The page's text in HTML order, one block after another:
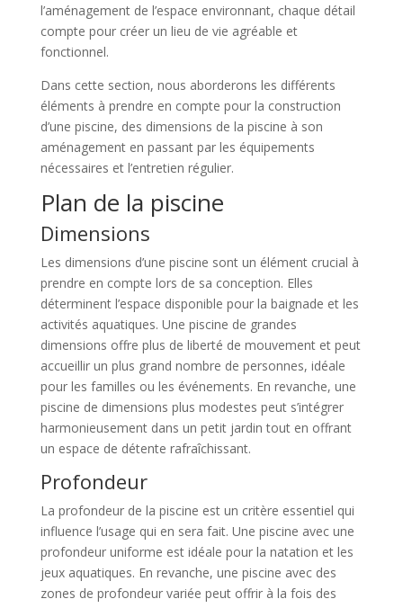
l’aménagement de l’espace environnant, chaque détail
compte pour créer un lieu de vie agréable et
fonctionnel.
Dans cette section, nous aborderons les différents
éléments à prendre en compte pour la construction
d’une piscine, des dimensions de la piscine à son
aménagement en passant par les équipements
nécessaires et l’entretien régulier.
Plan de la piscine
Dimensions
Les dimensions d’une piscine sont un élément crucial à
prendre en compte lors de sa conception. Elles
déterminent l’espace disponible pour la baignade et les
activités aquatiques. Une piscine de grandes
dimensions offre plus de liberté de mouvement et peut
accueillir un plus grand nombre de personnes, idéale
pour les familles ou les événements. En revanche, une
piscine de dimensions plus modestes peut s’intégrer
harmonieusement dans un petit jardin tout en offrant
un espace de détente rafraîchissant.
Profondeur
La profondeur de la piscine est un critère essentiel qui
influence l’usage qui en sera fait. Une piscine avec une
profondeur uniforme est idéale pour la natation et les
jeux aquatiques. En revanche, une piscine avec des
zones de profondeur variée peut offrir à la fois des